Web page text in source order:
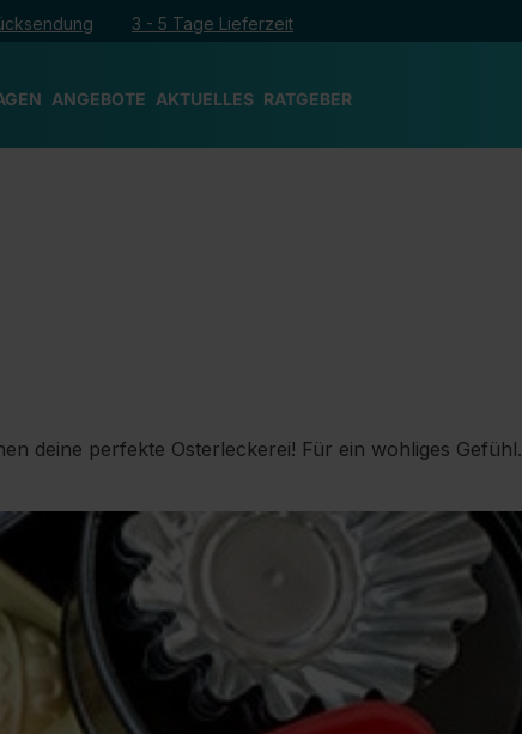
3 - 5 Tage Lieferzeit
ANGEBOTE AKTUELLES RATGEBER
deine perfekte Osterleckerei! Für ein wohliges Gefühl.